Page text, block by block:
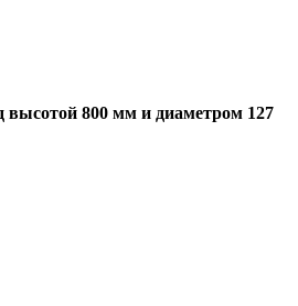
800 мм и диаметром 127